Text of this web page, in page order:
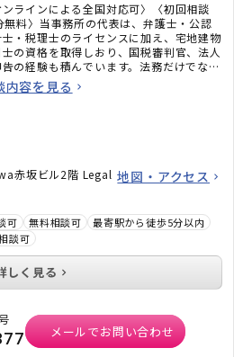
ンラインによる全国対応可〉〈初回相談
無料〉当事務所の代表は、弁護士・公認
・税理士のライセンスに加え、宅地建物
の資格を取得しおり、国税審判官、法人
の経験も積んでいます。法務だけでな
務のことまで考えた包括的なサポートを
いたします。不動産・相続でお困りの
内容を見る
赤坂ビル2階 Legal 地図・アクセス
可 無料相談可
最寄駅から徒歩5分以内
談可
しく見る
メールでお問い合わせ